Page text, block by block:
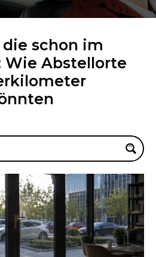
die schon im
Wie Abstellorte